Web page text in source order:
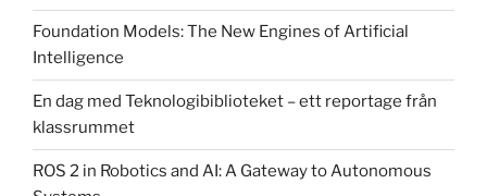
Foundation Models: The New Engines of Artificial
Intelligence
En dag med Teknologibiblioteket – ett reportage från
klassrummet
ROS 2 in Robotics and AI: A Gateway to Autonomous